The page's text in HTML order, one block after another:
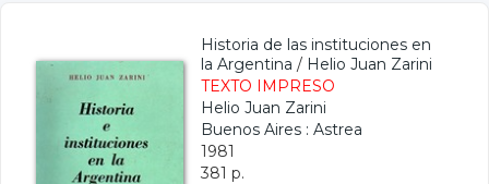
Historia de las instituciones en
la Argentina / Helio Juan Zarini
TEXTO IMPRESO
Helio Juan Zarini
Buenos Aires : Astrea
1981
381 p.